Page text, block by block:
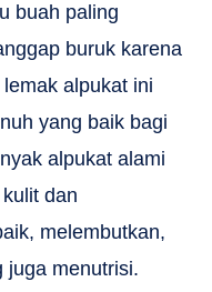
buah paling
buruk karena
alpukat ini
yang baik bagi
alpukat alami
dan
melembutkan,
juga menutrisi.